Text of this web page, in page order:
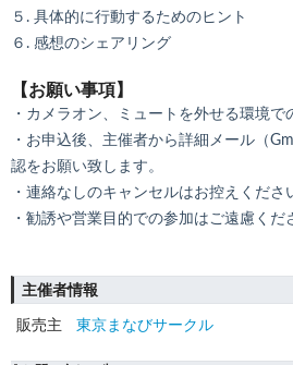
５. 具体的に行動するためのヒント
６. 感想のシェアリング
【お願い事項】
・カメラオン、ミュートを外せる環境で
・お申込後、主催者から詳細メール（
認をお願い致します。
・連絡なしのキャンセルはお控えくださ
・勧誘や営業目的での参加はご遠慮くだ
主催者情報
販売主
東京まなびサークル